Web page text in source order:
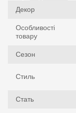
Декор
Особливості
товару
Сезон
Стиль
Стать